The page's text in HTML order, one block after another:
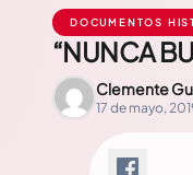
DOCUMENTOS
“NUNCA
Clemente
17 de mayo,